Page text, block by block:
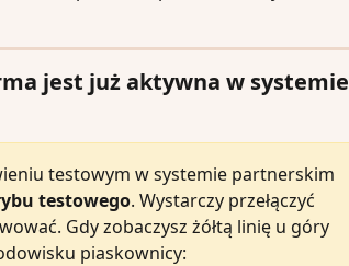
jest już aktywna w systemie
testowym w systemie partnerskim
testowego. Wystarczy przełączyć
Gdy zobaczysz żółtą linię u góry
piaskownicy: